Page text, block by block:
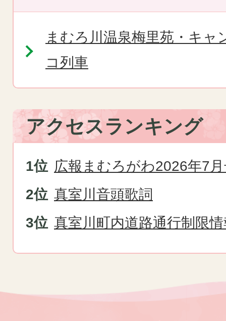
まむろ川温泉梅里苑・キャ
コ列車
アクセスランキング
広報まむろがわ2026年7
真室川音頭歌詞
真室川町内道路通行制限